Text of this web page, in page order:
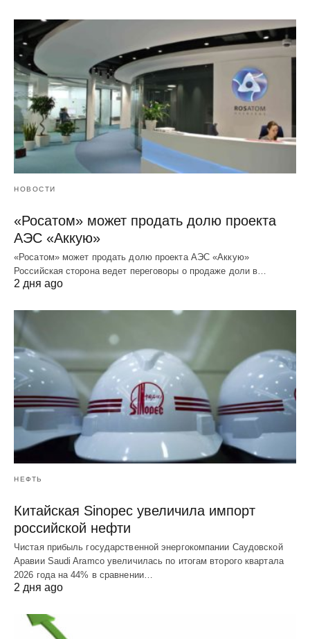
НОВОСТИ
«Росатом» может продать долю проекта
АЭС «Аккую»
«Росатом» может продать долю проекта АЭС «Аккую»
Российская сторона ведет переговоры о продаже доли в…
2 дня ago
НЕФТЬ
Китайская Sinopec увеличила импорт
российской нефти
Чистая прибыль государственной энергокомпании Саудовской
Аравии Saudi Aramco увеличилась по итогам второго квартала
2026 года на 44% в сравнении…
2 дня ago